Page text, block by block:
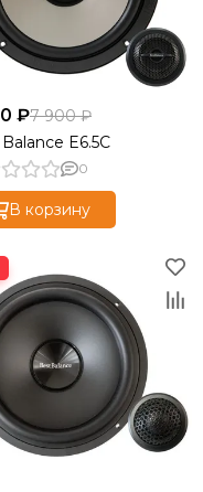
₽7 900 ₽
E6.5C
0
В корзину